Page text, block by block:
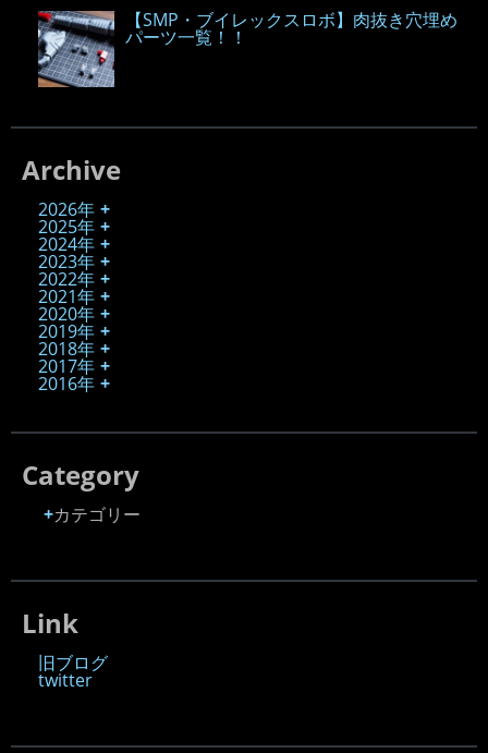
【SMP・ブイレックスロボ】肉抜き穴埋め
パーツ一覧！！
Archive
2026年
2025年
2024年
2023年
2022年
2021年
2020年
2019年
2018年
2017年
2016年
Category
カテゴリー
Link
旧ブログ
twitter